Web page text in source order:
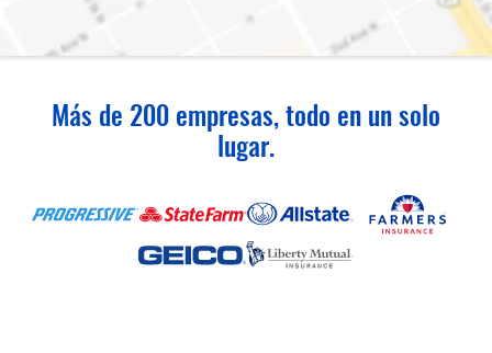
Más de 200 empresas, todo en un solo
lugar.